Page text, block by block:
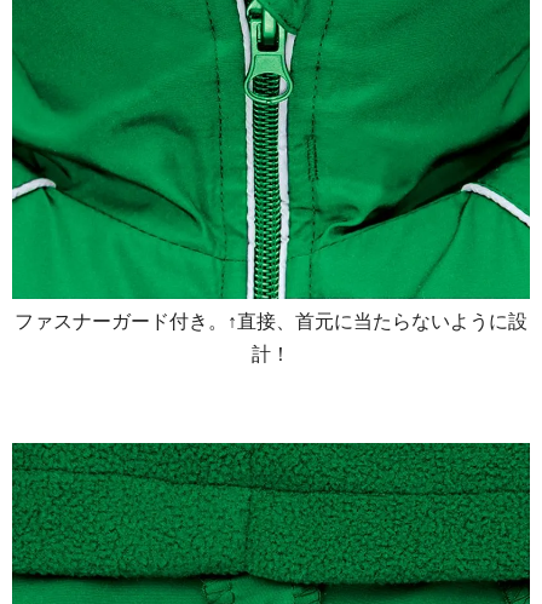
ファスナーガード付き。↑直接、首元に当たらないように設
計！